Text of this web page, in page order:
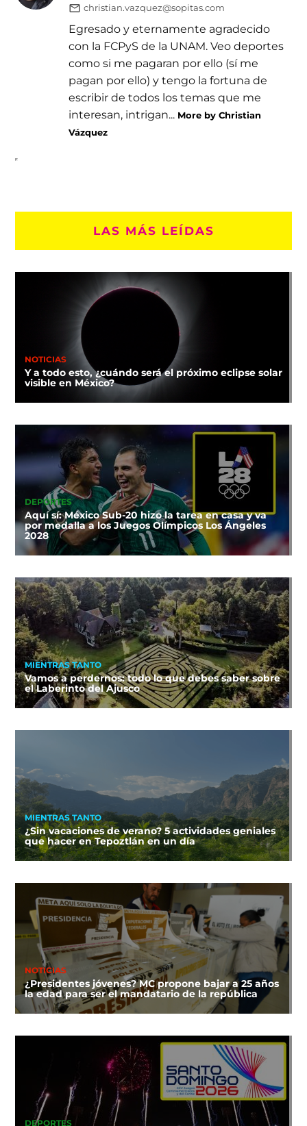
christian.vazquez@sopitas.com
Egresado y eternamente agradecido
con la FCPyS de la UNAM. Veo deportes
como si me pagaran por ello (sí me
pagan por ello) y tengo la fortuna de
escribir de todos los temas que me
interesan, intrigan... More by Christian
Vázquez
LAS MÁS LEÍDAS
NOTICIAS
Y a todo esto, ¿cuándo será el próximo eclipse solar
visible en México?
DEPORTES
Aquí sí: México Sub-20 hizo la tarea en casa y va
por medalla a los Juegos Olímpicos Los Ángeles
2028
MIENTRAS TANTO
Vamos a perdernos: todo lo que debes saber sobre
el Laberinto del Ajusco
MIENTRAS TANTO
¿Sin vacaciones de verano? 5 actividades geniales
que hacer en Tepoztlán en un día
NOTICIAS
¿Presidentes jóvenes? MC propone bajar a 25 años
la edad para ser el mandatario de la república
DEPORTES